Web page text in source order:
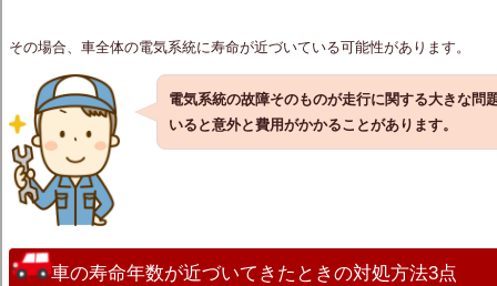
その場合、車全体の電気系統に寿命が近づいている可能性があります。
電気系統の故障そのものが走行に関する大きな問
いると意外と費用がかかることがあります。
車の寿命年数が近づいてきたときの対処方法3点